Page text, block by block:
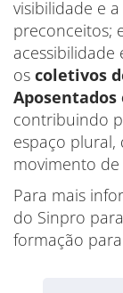
visibilidade e
preconceitos;
acessibilidade
os coletivos
Aposentados
contribuindo
espaço
movimento
Para mais
do Sinpro
formação